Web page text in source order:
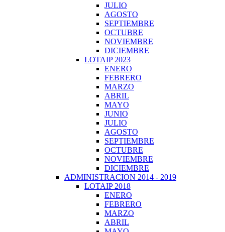
JULIO
AGOSTO
SEPTIEMBRE
OCTUBRE
NOVIEMBRE
DICIEMBRE
LOTAIP 2023
ENERO
FEBRERO
MARZO
ABRIL
MAYO
JUNIO
JULIO
AGOSTO
SEPTIEMBRE
OCTUBRE
NOVIEMBRE
DICIEMBRE
ADMINISTRACION 2014 - 2019
LOTAIP 2018
ENERO
FEBRERO
MARZO
ABRIL